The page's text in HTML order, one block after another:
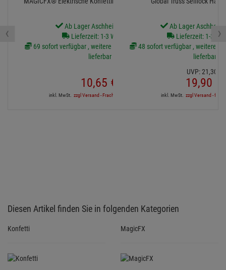
Ab Lager Aschheim lieferbar
Lieferzeit: 1-3 Werktage
69 sofort verfügbar , weitere Artikel ab Zentrallager
lieferbar
10,65 €
inkl. MwSt. zzgl Versand - Frachtfrei in DE ab 500€
Ab Lager
Lieferzeit: 1-3
48 sofort verfügbar , weitere
lieferbar
UVP:21,30
19,90
inkl. MwSt. zzgl Versand - frei
‹ ›
Diesen Artikel finden Sie in folgenden Kategorien
Konfetti MagicFX